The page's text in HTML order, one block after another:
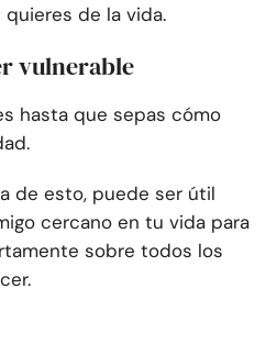
de la vida.
vulnerable
hasta que sepas cómo
de esto, puede ser útil
cercano en tu vida para
sobre todos los